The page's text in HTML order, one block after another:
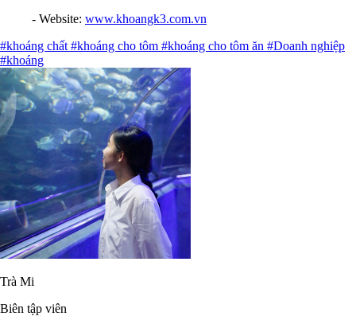
- Website: www.khoangk3.com.vn
#khoáng chất #khoáng cho tôm #khoáng cho tôm ăn #Doanh nghiệp
#khoáng
Trà Mi
Biên tập viên